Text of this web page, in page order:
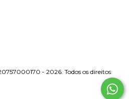
- 2026. Todos os direitos